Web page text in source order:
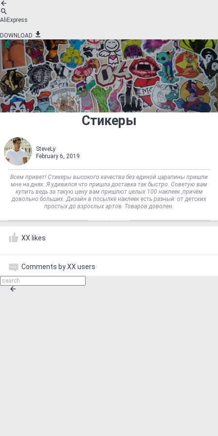
AliExpress
DOWNLOAD
Стикеры
SteveLy
February 6, 2019
Всем привет! Стикеры высокого качества без единой царапины пришли
мне на днях. Я удивился что пришла доставка так быстро. Советую вам
купить ведь за такую цену вам пришлют целых 100 наклеек ,причём
довольно больших. Дизайн в посылке наклеек есть разный: от детских
простых до взрослых артов. Товаров доволен.
XX likes
Comments by XX users